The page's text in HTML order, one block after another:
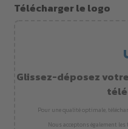
Télécharger le logo
Glissez-déposez
Pour une qualité optimale,
Nous acceptons également les